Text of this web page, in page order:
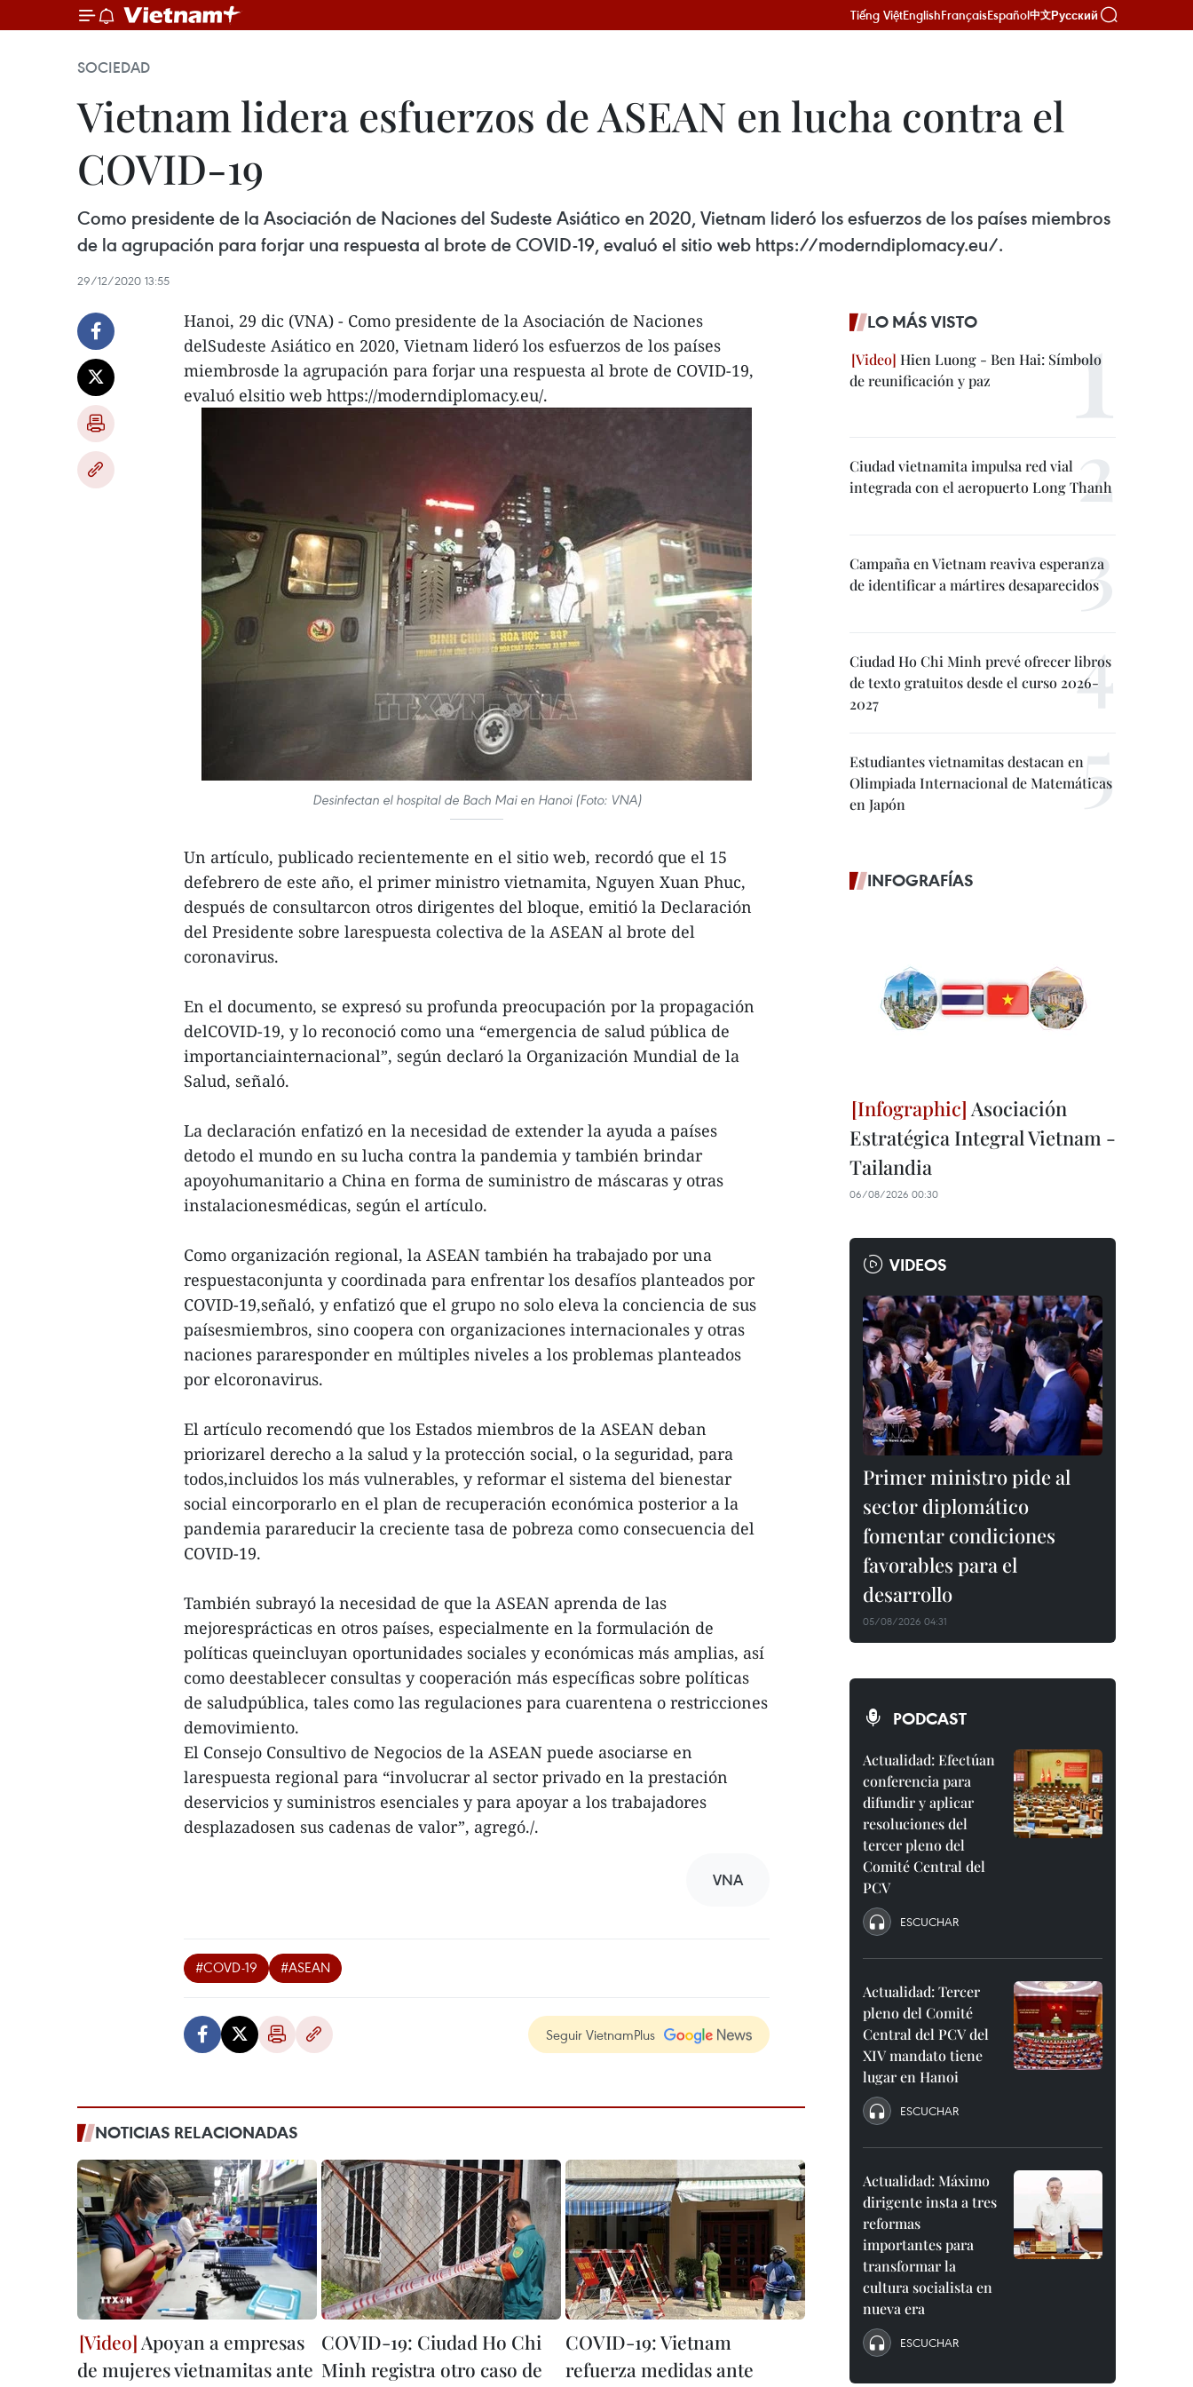
Tiếng ViệtEnglishFrançaisEspañol中文Русский
SOCIEDAD
Vietnam lidera esfuerzos de ASEAN en lucha contra el
COVID-19
Como presidente de la Asociación de Naciones del Sudeste Asiático en 2020, Vietnam lideró los esfuerzos de los países miembros
de la agrupación para forjar una respuesta al brote de COVID-19, evaluó el sitio web https://moderndiplomacy.eu/.
29/12/2020 13:55
Hanoi, 29 dic (VNA) - Como presidente de la Asociación de Naciones
delSudeste Asiático en 2020, Vietnam lideró los esfuerzos de los países
miembrosde la agrupación para forjar una respuesta al brote de COVID-19,
evaluó elsitio web https://moderndiplomacy.eu/.
Desinfectan el hospital de Bach Mai en Hanoi (Foto: VNA)
Un artículo, publicado recientemente en el sitio web, recordó que el 15
defebrero de este año, el primer ministro vietnamita, Nguyen Xuan Phuc,
después de consultarcon otros dirigentes del bloque, emitió la Declaración
del Presidente sobre larespuesta colectiva de la ASEAN al brote del
coronavirus.
En el documento, se expresó su profunda preocupación por la propagación
delCOVID-19, y lo reconoció como una “emergencia de salud pública de
importanciainternacional”, según declaró la Organización Mundial de la
Salud, señaló.
La declaración enfatizó en la necesidad de extender la ayuda a países
detodo el mundo en su lucha contra la pandemia y también brindar
apoyohumanitario a China en forma de suministro de máscaras y otras
instalacionesmédicas, según el artículo.
Como organización regional, la ASEAN también ha trabajado por una
respuestaconjunta y coordinada para enfrentar los desafíos planteados por
COVID-19,señaló, y enfatizó que el grupo no solo eleva la conciencia de sus
paísesmiembros, sino coopera con organizaciones internacionales y otras
naciones pararesponder en múltiples niveles a los problemas planteados
por elcoronavirus.
El artículo recomendó que los Estados miembros de la ASEAN deban
priorizarel derecho a la salud y la protección social, o la seguridad, para
todos,incluidos los más vulnerables, y reformar el sistema del bienestar
social eincorporarlo en el plan de recuperación económica posterior a la
pandemia parareducir la creciente tasa de pobreza como consecuencia del
COVID-19.
También subrayó la necesidad de que la ASEAN aprenda de las
mejoresprácticas en otros países, especialmente en la formulación de
políticas queincluyan oportunidades sociales y económicas más amplias, así
como deestablecer consultas y cooperación más específicas sobre políticas
de saludpública, tales como las regulaciones para cuarentena o restricciones
demovimiento.
El Consejo Consultivo de Negocios de la ASEAN puede asociarse en
larespuesta regional para “involucrar al sector privado en la prestación
deservicios y suministros esenciales y para apoyar a los trabajadores
desplazadosen sus cadenas de valor”, agregó./.
VNA
#COVD-19 #ASEAN
Seguir VietnamPlus
NOTICIAS RELACIONADAS
Apoyan a empresas
de mujeres vietnamitas ante
COVID-19: Ciudad Ho Chi
Minh registra otro caso de
COVID-19: Vietnam
refuerza medidas ante
LO MÁS VISTO
Hien Luong - Ben Hai: Símbolo
de reunificación y paz
Ciudad vietnamita impulsa red vial
integrada con el aeropuerto Long Thanh
Campaña en Vietnam reaviva esperanza
de identificar a mártires desaparecidos
Ciudad Ho Chi Minh prevé ofrecer libros
de texto gratuitos desde el curso 2026-
2027
Estudiantes vietnamitas destacan en
Olimpiada Internacional de Matemáticas
en Japón
INFOGRAFÍAS
Asociación
Estratégica Integral Vietnam -
Tailandia
06/08/2026 00:30
VIDEOS
Primer ministro pide al
sector diplomático
fomentar condiciones
favorables para el
desarrollo
05/08/2026 04:31
PODCAST
Actualidad: Efectúan
conferencia para
difundir y aplicar
resoluciones del
tercer pleno del
Comité Central del
PCV
ESCUCHAR
Actualidad: Tercer
pleno del Comité
Central del PCV del
XIV mandato tiene
lugar en Hanoi
ESCUCHAR
Actualidad: Máximo
dirigente insta a tres
reformas
importantes para
transformar la
cultura socialista en
nueva era
ESCUCHAR